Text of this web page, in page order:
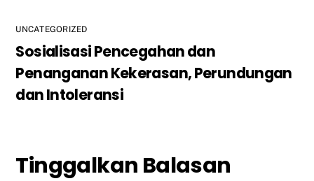
UNCATEGORIZED
Sosialisasi Pencegahan dan
Penanganan Kekerasan, Perundungan
dan Intoleransi
Tinggalkan Balasan